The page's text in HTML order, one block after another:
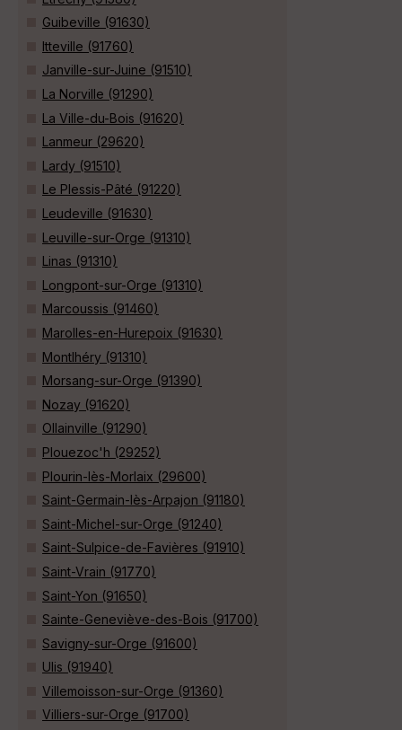
Guibeville (91630)
Itteville (91760)
Janville-sur-Juine (91510)
La Norville (91290)
La Ville-du-Bois (91620)
Lanmeur (29620)
Lardy (91510)
Le Plessis-Pâté (91220)
Leudeville (91630)
Leuville-sur-Orge (91310)
Linas (91310)
Longpont-sur-Orge (91310)
Marcoussis (91460)
Marolles-en-Hurepoix (91630)
Montlhéry (91310)
Morsang-sur-Orge (91390)
Nozay (91620)
Ollainville (91290)
Plouezoc'h (29252)
Plourin-lès-Morlaix (29600)
Saint-Germain-lès-Arpajon (91180)
Saint-Michel-sur-Orge (91240)
Saint-Sulpice-de-Favières (91910)
Saint-Vrain (91770)
Saint-Yon (91650)
Sainte-Geneviève-des-Bois (91700)
Savigny-sur-Orge (91600)
Ulis (91940)
Villemoisson-sur-Orge (91360)
Villiers-sur-Orge (91700)